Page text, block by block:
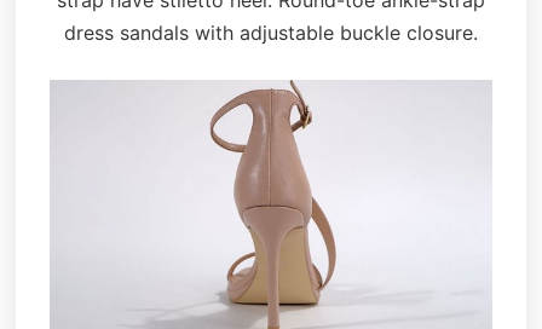
dress sandals with adjustable buckle closure.